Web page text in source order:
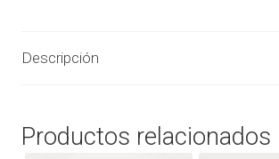
Descripción
Productos relacionados